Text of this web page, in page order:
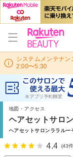
システムメンテナ
2:00〜5:30
地図・アクセス
ヘアセットサロ
ヘアセットサロンララルー
4.4 (43